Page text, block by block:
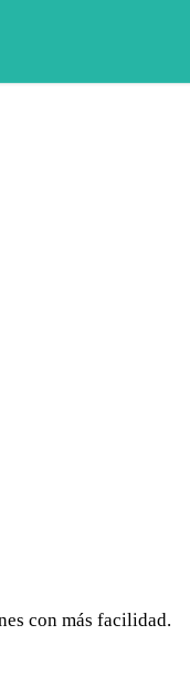
con más facilidad.